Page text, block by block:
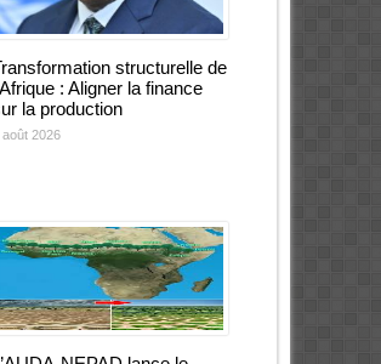
structurelle de
: Aligner la finance
la production
août 2026